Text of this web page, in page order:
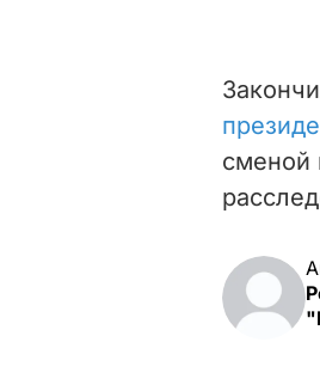
сменой